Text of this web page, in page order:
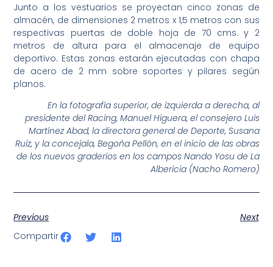
Junto a los vestuarios se proyectan cinco zonas de
almacén, de dimensiones 2 metros x 1,5 metros con sus
respectivas puertas de doble hoja de 70 cms. y 2
metros de altura para el almacenaje de equipo
deportivo. Estas zonas estarán ejecutadas con chapa
de acero de 2 mm sobre soportes y pilares según
planos.
En la fotografía superior, de izquierda a derecha, al
presidente del Racing, Manuel Higuera, el consejero Luis
Martínez Abad, la directora general de Deporte, Susana
Ruiz, y la concejala, Begoña Pellón, en el inicio de las obras
de los nuevos graderíos en los campos Nando Yosu de La
Albericia (Nacho Romero)
Previous
Next
Compartir